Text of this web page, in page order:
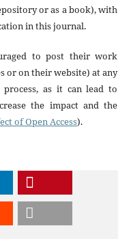
or as a book), with
in this journal.
to post their work
or on their website) at any
as it can lead to
the impact and the
of Open Access).